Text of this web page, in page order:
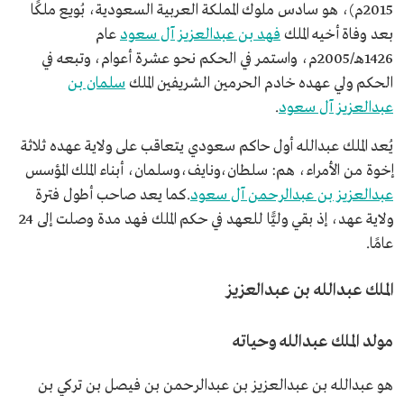
الاسم
الملك عبدالله بن عبدالعزيز آل سعود.
تاريخ الميلاد
1343هـ/1924م.
مكان الميلاد
الرياض.
تاريخ الوفاة
1436هـ/2015م.
2015م)، هو سادس ملوك المملكة العربية السعودية، بُويع ملكًا
بعد وفاة أخيه الملك فهد بن عبدالعزيز آل سعود عام
1426هـ/2005م، واستمر في الحكم نحو عشرة أعوام، وتبعه في
الحكم ولي عهده خادم الحرمين الشريفين الملك سلمان بن
عبدالعزيز آل سعود.
يُعد الملك عبدالله أول حاكم سعودي يتعاقب على ولاية عهده ثلاثة
إخوة من الأمراء، هم: سلطان،ونايف،وسلمان، أبناء الملك المؤسس
عبدالعزيز بن عبدالرحمن آل سعود.كما يعد صاحب أطول فترة
ولاية عهد، إذ بقي وليًّا للعهد في حكم الملك فهد مدة وصلت إلى 24
عامًا.
الملك عبدالله بن عبدالعزيز
مولد الملك عبدالله وحياته
هو عبدالله بن عبدالعزيز بن عبدالرحمن بن فيصل بن تركي بن